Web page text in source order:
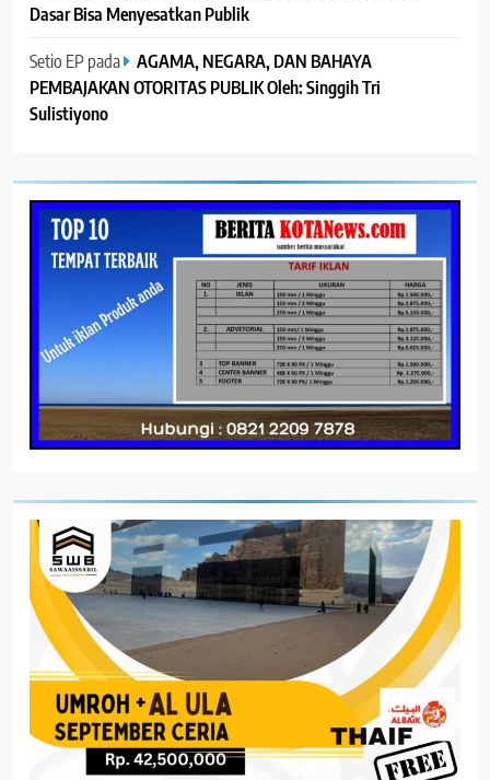
Dasar Bisa Menyesatkan Publik
Setio EP pada
AGAMA, NEGARA, DAN BAHAYA
PEMBAJAKAN OTORITAS PUBLIK Oleh: Singgih Tri
Sulistiyono